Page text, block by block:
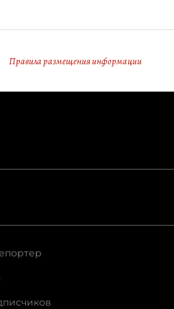
Правила размещения информации